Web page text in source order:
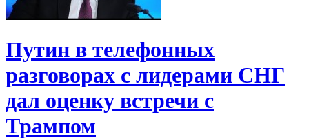
Путин в телефонных
разговорах с лидерами СНГ
дал оценку встречи с
Трампом